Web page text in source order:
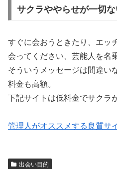
サクラややらせが一切な
すぐに会おうときたり、エッ
会ってください、芸能人を名
そういうメッセージは間違い
料金も高額。
下記サイトは低料金でサクラ
管理人がオススメする良質サ
出会い目的